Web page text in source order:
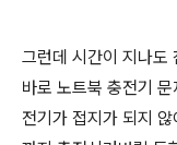
그런데 시간이 지나도
바로 노트북 충전기
전기가 접지가 되지